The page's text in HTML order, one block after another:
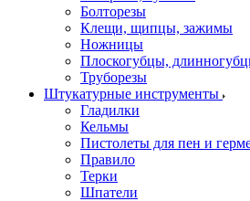
Болторезы
Клещи, щипцы, зажимы
Ножницы
Плоскогубцы,
Труборезы
Штукатурные инструменты
Гладилки
Кельмы
Пистолеты для пен и
Правило
Терки
Шпатели